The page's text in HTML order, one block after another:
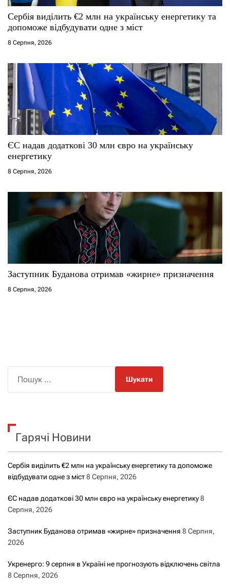
Сербія виділить €2 млн на українську енергетику та
допоможе відбудувати одне з міст
8 Серпня, 2026
ЄС надав додаткові 30 млн євро на українську
енергетику
8 Серпня, 2026
Заступник Буданова отримав «жирне» призначення
8 Серпня, 2026
к
Гарячі Новини
Сербія виділить €2 млн на українську енергетику та допоможе
відбудувати одне з міст8 Серпня, 2026
ЄС надав додаткові 30 млн євро на українську енергетику8
Серпня, 2026
Заступник Буданова отримав «жирне» призначення 8 Серпня,
2026
Укренерго: 9 серпня в Україні не прогнозують відключень світла
8 Серпня, 2026